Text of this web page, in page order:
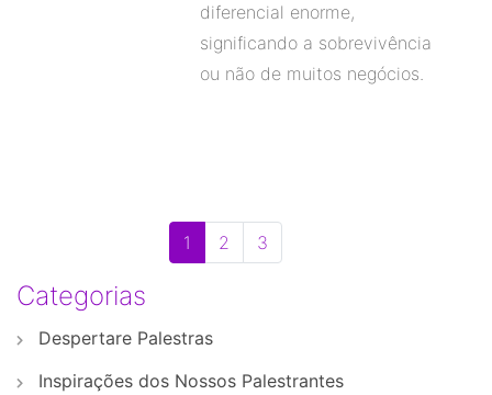
diferencial enorme,
significando a sobrevivência
ou não de muitos negócios.
1 2 3
Categorias
Despertare Palestras
Inspirações dos Nossos Palestrantes